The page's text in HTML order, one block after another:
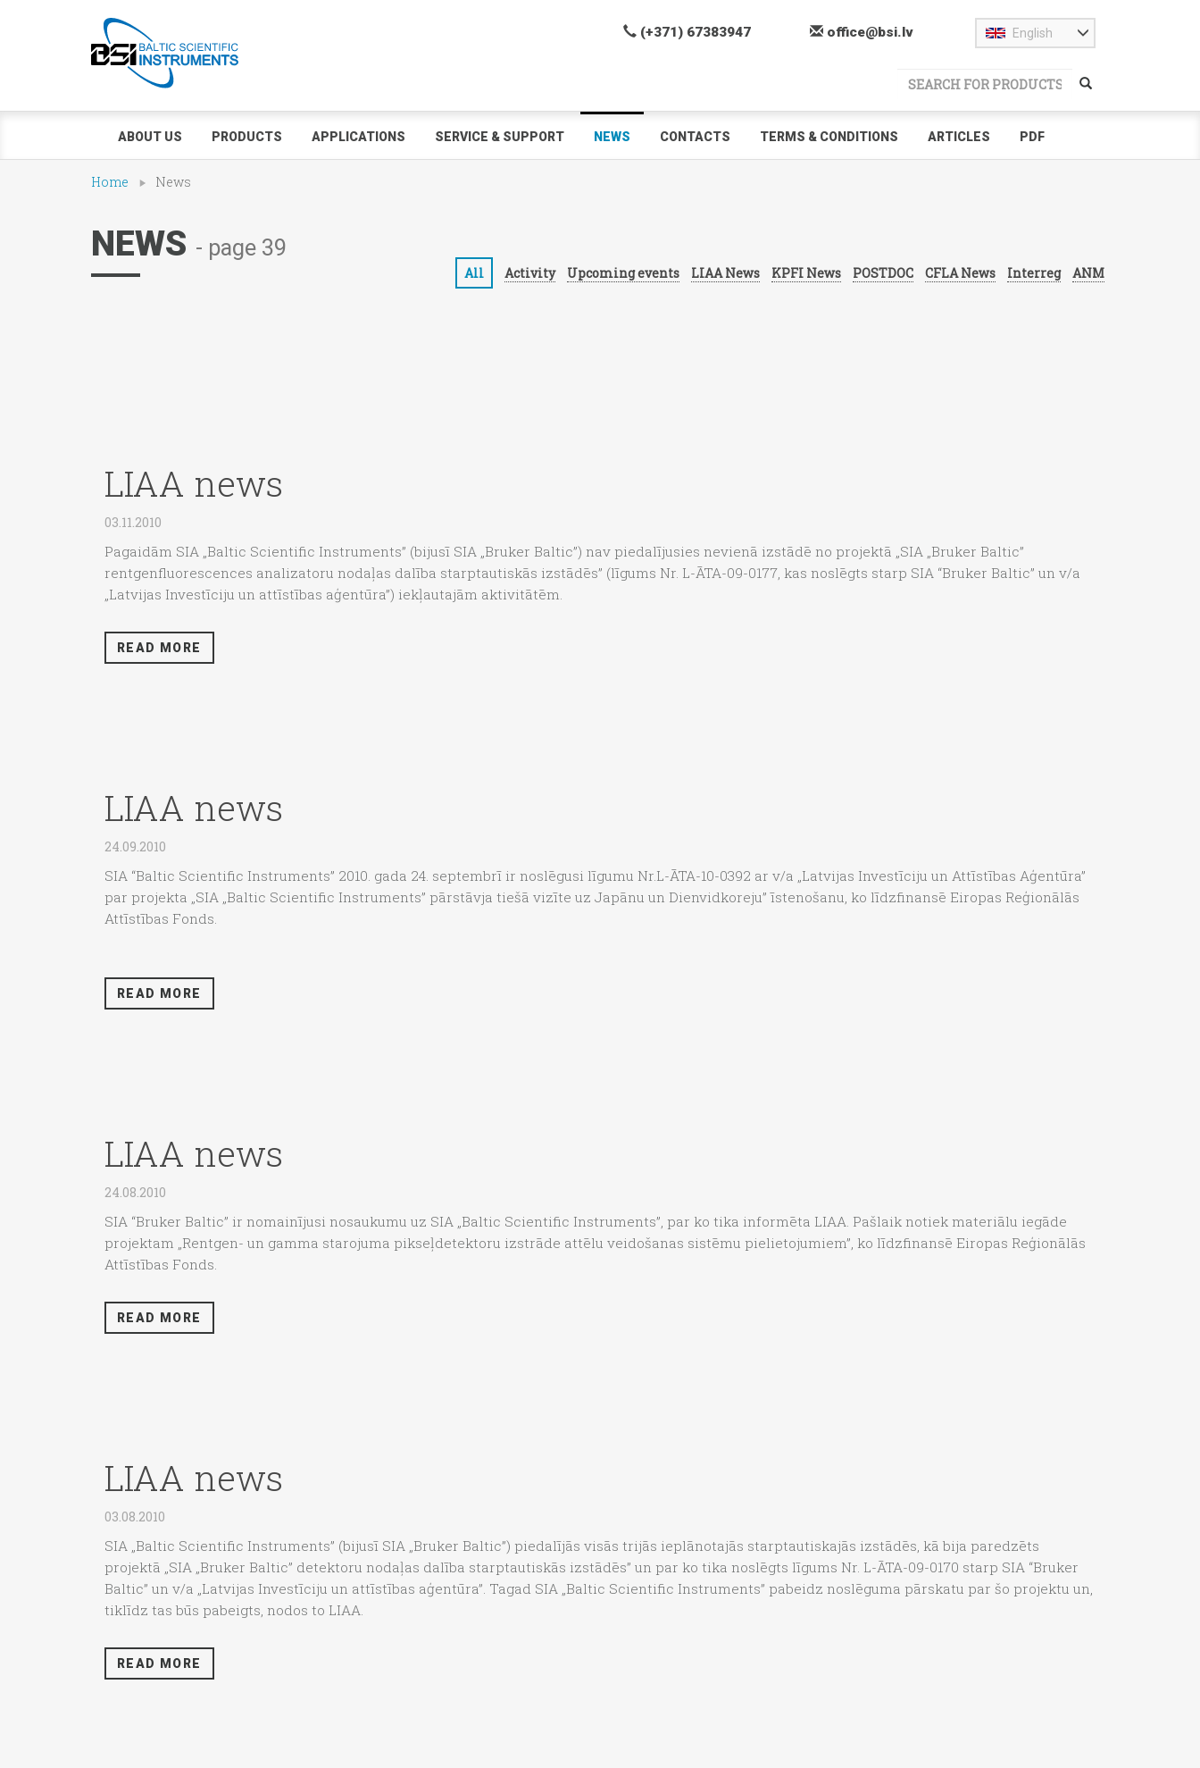
(+371) 67383947 office@bsi.lv English
ABOUT US PRODUCTS APPLICATIONS SERVICE & SUPPORT NEWS CONTACTS TERMS & CONDITIONS ARTICLES PDF
Home News
All Activity Upcoming events LIAA News KPFI News POSTDOC CFLA News Interreg ANM
NEWS - page 39
LIAA news
03.11.2010
Pagaidām SIA „Baltic Scientific Instruments” (bijusī SIA „Bruker Baltic”) nav piedalījusies nevienā izstādē no projektā „SIA „Bruker Baltic”
rentgenfluorescences analizatoru nodaļas dalība starptautiskās izstādēs” (līgums Nr. L-ĀTA-09-0177, kas noslēgts starp SIA “Bruker Baltic” un v/a
„Latvijas Investīciju un attīstības aģentūra”) iekļautajām aktivitātēm.
READ MORE
LIAA news
24.09.2010
SIA “Baltic Scientific Instruments” 2010. gada 24. septembrī ir noslēgusi līgumu Nr.L-ĀTA-10-0392 ar v/a „Latvijas Investīciju un Attīstības Aģentūra”
par projekta „SIA „Baltic Scientific Instruments” pārstāvja tiešā vizīte uz Japānu un Dienvidkoreju” īstenošanu, ko līdzfinansē Eiropas Reģionālās
Attīstības Fonds.
READ MORE
LIAA news
24.08.2010
SIA “Bruker Baltic” ir nomainījusi nosaukumu uz SIA „Baltic Scientific Instruments”, par ko tika informēta LIAA. Pašlaik notiek materiālu iegāde
projektam „Rentgen- un gamma starojuma pikseļdetektoru izstrāde attēlu veidošanas sistēmu pielietojumiem”, ko līdzfinansē Eiropas Reģionālās
Attīstības Fonds.
READ MORE
LIAA news
03.08.2010
SIA „Baltic Scientific Instruments” (bijusī SIA „Bruker Baltic”) piedalījās visās trijās ieplānotajās starptautiskajās izstādēs, kā bija paredzēts
projektā „SIA „Bruker Baltic” detektoru nodaļas dalība starptautiskās izstādēs” un par ko tika noslēgts līgums Nr. L-ĀTA-09-0170 starp SIA “Bruker
Baltic” un v/a „Latvijas Investīciju un attīstības aģentūra”. Tagad SIA „Baltic Scientific Instruments” pabeidz noslēguma pārskatu par šo projektu un,
tiklīdz tas būs pabeigts, nodos to LIAA.
READ MORE